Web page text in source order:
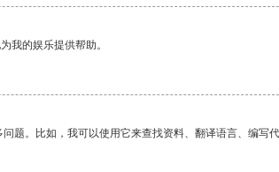
我的娱乐提供帮助。
题。比如，我可以使用它来查找资料、翻译语言、编写代